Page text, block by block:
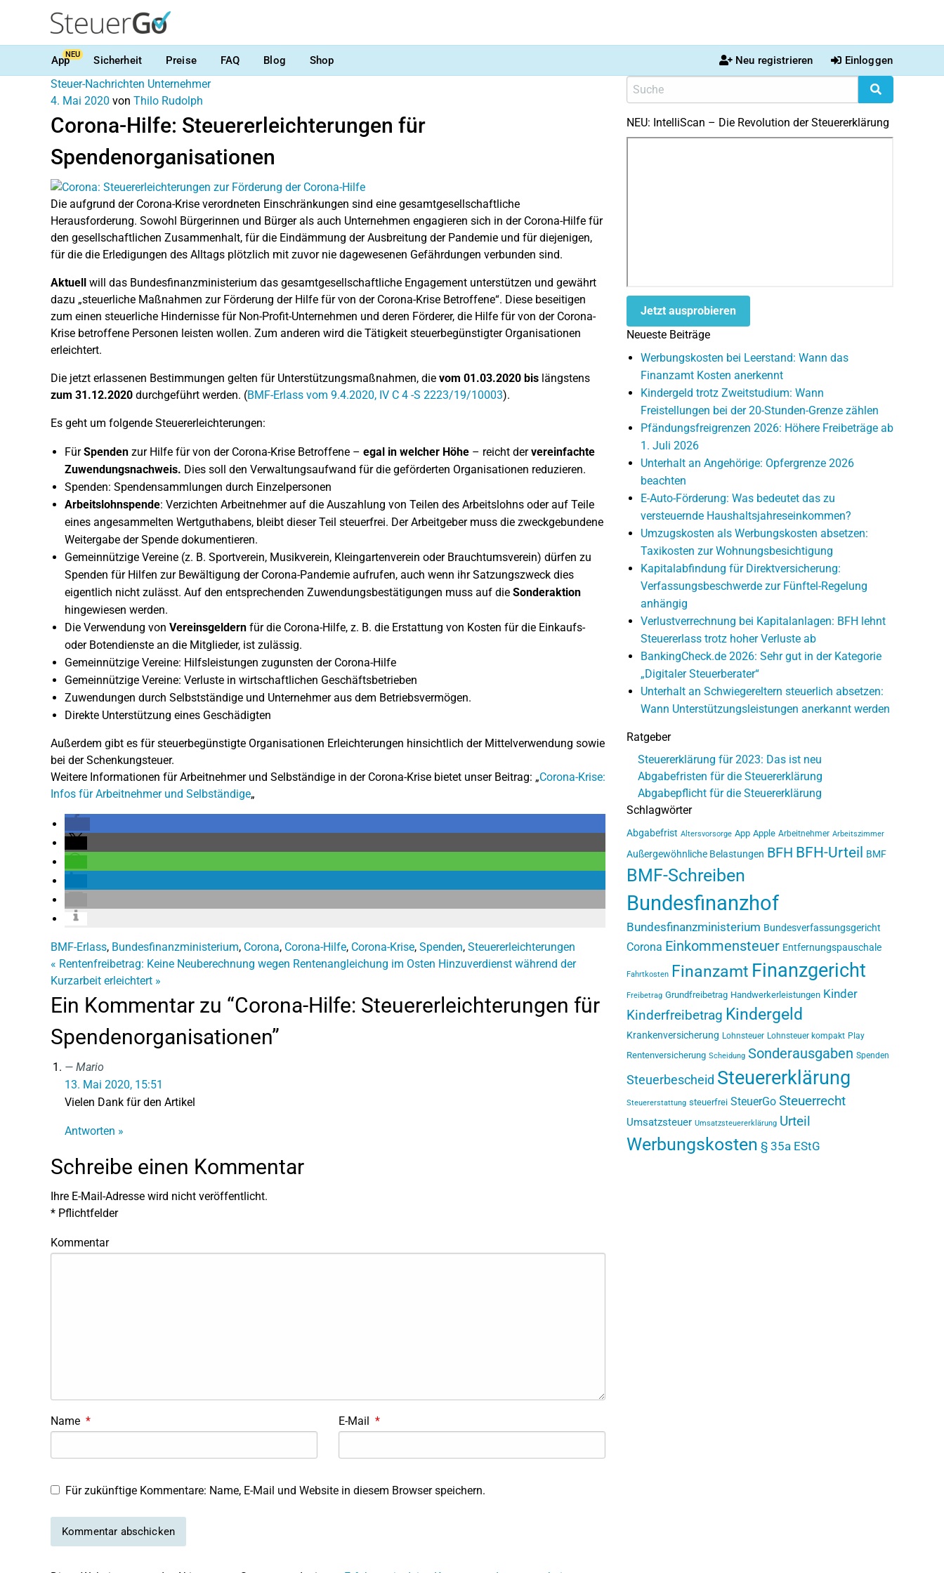
AppNEU Sicherheit Preise FAQ Blog Shop Neu registrieren Einloggen
Steuer-Nachrichten Unternehmer
4. Mai 2020 von Thilo Rudolph
Corona-Hilfe: Steuererleichterungen für
Spendenorganisationen
Die aufgrund der Corona-Krise verordneten Einschränkungen sind eine gesamtgesellschaftliche
Herausforderung. Sowohl Bürgerinnen und Bürger als auch Unternehmen engagieren sich in der Corona-Hilfe für
den gesellschaftlichen Zusammenhalt, für die Eindämmung der Ausbreitung der Pandemie und für diejenigen,
für die die Erledigungen des Alltags plötzlich mit zuvor nie dagewesenen Gefährdungen verbunden sind.
Aktuell will das Bundesfinanzministerium das gesamtgesellschaftliche Engagement unterstützen und gewährt
dazu „steuerliche Maßnahmen zur Förderung der Hilfe für von der Corona-Krise Betroffene“. Diese beseitigen
zum einen steuerliche Hindernisse für Non-Profit-Unternehmen und deren Förderer, die Hilfe für von der Corona-
Krise betroffene Personen leisten wollen. Zum anderen wird die Tätigkeit steuerbegünstigter Organisationen
erleichtert.
Die jetzt erlassenen Bestimmungen gelten für Unterstützungsmaßnahmen, die vom 01.03.2020 bis längstens
zum 31.12.2020 durchgeführt werden. (BMF-Erlass vom 9.4.2020, IV C 4 -S 2223/19/10003).
Es geht um folgende Steuererleichterungen:
FürSpenden zur Hilfe für von der Corona-Krise Betroffene – egal in welcher Höhe – reicht dervereinfachte
Zuwendungsnachweis. Dies soll den Verwaltungsaufwand für die geförderten Organisationen reduzieren.
Spenden: Spendensammlungen durch Einzelpersonen
Arbeitslohnspende: Verzichten Arbeitnehmer auf die Auszahlung von Teilen des Arbeitslohns oder auf Teile
eines angesammelten Wertguthabens, bleibt dieser Teil steuerfrei. Der Arbeitgeber muss die zweckgebundene
Weitergabe der Spende dokumentieren.
Gemeinnützige Vereine (z. B. Sportverein, Musikverein, Kleingartenverein oder Brauchtumsverein) dürfen zu
Spenden für Hilfen zur Bewältigung der Corona-Pandemie aufrufen, auch wenn ihr Satzungszweck dies
eigentlich nicht zulässt. Auf den entsprechenden Zuwendungsbestätigungen muss auf die Sonderaktion
hingewiesen werden.
Die Verwendung von Vereinsgeldern für die Corona-Hilfe, z. B. die Erstattung von Kosten für die Einkaufs-
oder Botendienste an die Mitglieder, ist zulässig.
Gemeinnützige Vereine: Hilfsleistungen zugunsten der Corona-Hilfe
Gemeinnützige Vereine: Verluste in wirtschaftlichen Geschäftsbetrieben
Zuwendungen durch Selbstständige und Unternehmer aus dem Betriebsvermögen.
Direkte Unterstützung eines Geschädigten
Außerdem gibt es für steuerbegünstigte Organisationen Erleichterungen hinsichtlich der Mittelverwendung sowie
bei der Schenkungsteuer.
Weitere Informationen für Arbeitnehmer und Selbständige in der Corona-Krise bietet unser Beitrag: „Corona-Krise:
Infos für Arbeitnehmer und Selbständige„
BMF-Erlass, Bundesfinanzministerium, Corona, Corona-Hilfe, Corona-Krise, Spenden, Steuererleichterungen
« Rentenfreibetrag: Keine Neuberechnung wegen Rentenangleichung im Osten Hinzuverdienst während der
Kurzarbeit erleichtert »
Ein Kommentar zu “Corona-Hilfe: Steuererleichterungen für
Spendenorganisationen”
Mario
13. Mai 2020, 15:51
Vielen Dank für den Artikel
Antworten »
Schreibe einen Kommentar
Ihre E-Mail-Adresse wird nicht veröffentlicht.
* Pflichtfelder
Kommentar
Name * E-Mail *
Für zukünftige Kommentare: Name, E-Mail und Website in diesem Browser speichern.
NEU: IntelliScan – Die Revolution der Steuererklärung
Jetzt ausprobieren
Neueste Beiträge
Werbungskosten bei Leerstand: Wann das
Finanzamt Kosten anerkennt
Kindergeld trotz Zweitstudium: Wann
Freistellungen bei der 20-Stunden-Grenze zählen
Pfändungsfreigrenzen 2026: Höhere Freibeträge ab
1. Juli 2026
Unterhalt an Angehörige: Opfergrenze 2026
beachten
E-Auto-Förderung: Was bedeutet das zu
versteuernde Haushaltsjahreseinkommen?
Umzugskosten als Werbungskosten absetzen:
Taxikosten zur Wohnungsbesichtigung
Kapitalabfindung für Direktversicherung:
Verfassungsbeschwerde zur Fünftel-Regelung
anhängig
Verlustverrechnung bei Kapitalanlagen: BFH lehnt
Steuererlass trotz hoher Verluste ab
BankingCheck.de 2026: Sehr gut in der Kategorie
„Digitaler Steuerberater“
Unterhalt an Schwiegereltern steuerlich absetzen:
Wann Unterstützungsleistungen anerkannt werden
Ratgeber
Steuererklärung für 2023: Das ist neu
Abgabefristen für die Steuererklärung
Abgabepflicht für die Steuererklärung
Schlagwörter
Abgabefrist Altersvorsorge App Apple Arbeitnehmer Arbeitszimmer
Außergewöhnliche Belastungen BFH BFH-Urteil BMF
BMF-Schreiben
Bundesfinanzhof
Bundesfinanzministerium Bundesverfassungsgericht
Corona Einkommensteuer Entfernungspauschale
Fahrtkosten Finanzamt Finanzgericht
Freibetrag Grundfreibetrag Handwerkerleistungen Kinder
Kinderfreibetrag Kindergeld
Krankenversicherung Lohnsteuer Lohnsteuer kompakt Play
Rentenversicherung Scheidung Sonderausgaben Spenden
Steuerbescheid Steuererklärung
Steuererstattung steuerfrei SteuerGo Steuerrecht
Umsatzsteuer Umsatzsteuererklärung Urteil
Werbungskosten § 35a EStG